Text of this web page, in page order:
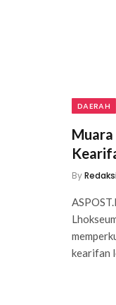
DAERAH
By
kearifan